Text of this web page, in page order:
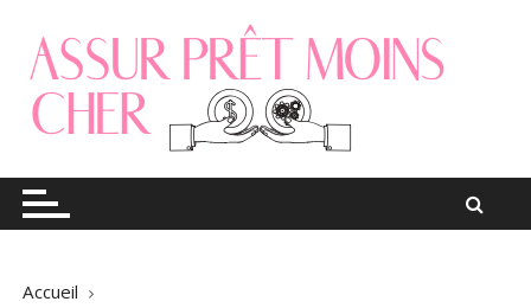
Assur pret moins cher
Le blog finance
Accueil